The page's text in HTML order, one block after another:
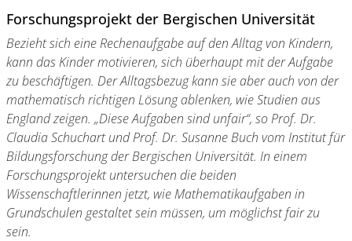
Forschungsprojekt der Bergischen Universität
Bezieht sich eine Rechenaufgabe auf den Alltag von Kindern,
kann das Kinder motivieren, sich überhaupt mit der Aufgabe
zu beschäftigen. Der Alltagsbezug kann sie aber auch von der
mathematisch richtigen Lösung ablenken, wie Studien aus
England zeigen. „Diese Aufgaben sind unfair“, so Prof. Dr.
Claudia Schuchart und Prof. Dr. Susanne Buch vom Institut für
Bildungsforschung der Bergischen Universität. In einem
Forschungsprojekt untersuchen die beiden
Wissenschaftlerinnen jetzt, wie Mathematikaufgaben in
Grundschulen gestaltet sein müssen, um möglichst fair zu
sein.